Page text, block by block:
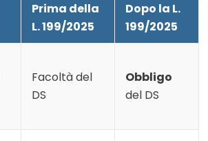
Prima della
L. 199/2025
Dopo la L.
199/2025
Facoltà del
DS
Obbligo
del DS